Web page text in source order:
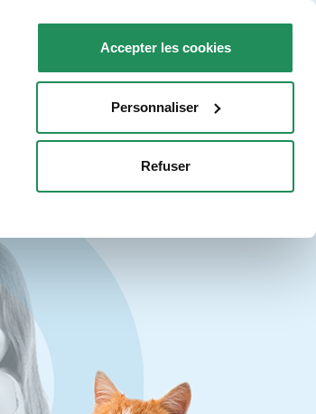
Accepter les cookies
Personnaliser
Refuser
Nous contacter FR
POINTS DE VENTE